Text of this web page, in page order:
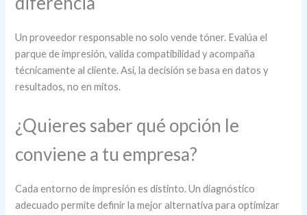
Un proveedor responsable no solo vende tóner. Evalúa el
parque de impresión, valida compatibilidad y acompaña
técnicamente al cliente. Así, la decisión se basa en datos y
resultados, no en mitos.
¿Quieres saber qué opción le
conviene a tu empresa?
Cada entorno de impresión es distinto. Un diagnóstico
adecuado permite definir la mejor alternativa para optimizar